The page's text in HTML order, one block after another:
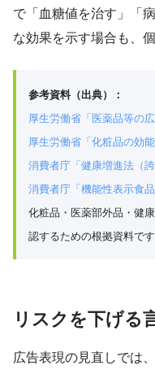
で「血糖値を治す」「
な効果を示す場合も、
参考資料（出典）：
厚生労働省「医薬品等の
厚生労働省「化粧品の効
消費者庁「健康増進法（
消費者庁「機能性表示食品
化粧品・医薬部外品・健
認するための根拠資料です
リスクを下げる
広告表現の見直しでは